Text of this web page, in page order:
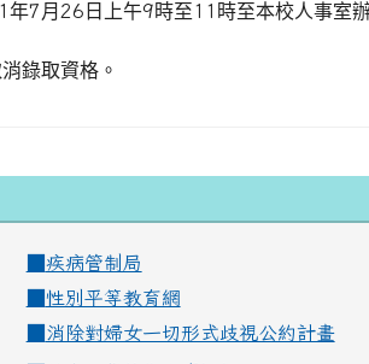
年7 月 26 日上午9時至11 時至本校人事室
錄取資格。
疾病管制局
性別平等教育網
消除對婦女一切形式歧視公約計畫